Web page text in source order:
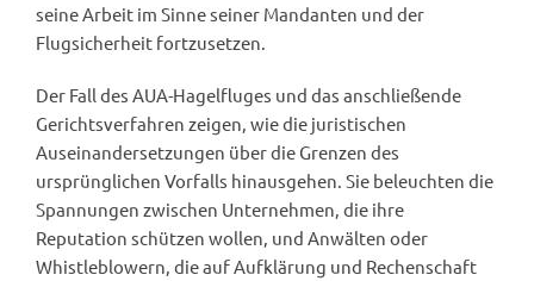
seine Arbeit im Sinne seiner Mandanten und der
Flugsicherheit fortzusetzen.
Der Fall des AUA-Hagelfluges und das anschließende
Gerichtsverfahren zeigen, wie die juristischen
Auseinandersetzungen über die Grenzen des
ursprünglichen Vorfalls hinausgehen. Sie beleuchten die
Spannungen zwischen Unternehmen, die ihre
Reputation schützen wollen, und Anwälten oder
Whistleblowern, die auf Aufklärung und Rechenschaft